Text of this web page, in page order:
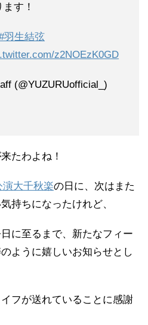
す！
羽生結弦
z2NOEzK0GD
(@YUZURUofficial_)
たわよね！
演大千秋楽の日に、次はまた
持ちになったけれど、
に至るまで、新たなフィー
ように嬉しいお知らせとし
フが送れていることに感謝